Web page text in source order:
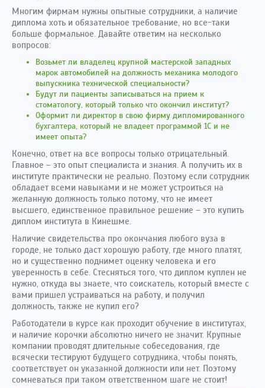
Многим фирмам нужны опытные сотрудники, а наличие
диплома хоть и обязательное требование, но все-таки
больше формальное. Давайте ответим на несколько
вопросов:
Возьмет ли владелец крупной мастерской западных
марок автомобилей на должность механика молодого
выпускника технической специальности?
Будут ли пациенты записываться на прием к
стоматологу, который только что окончил институт?
Оформит ли директор в свою фирму дипломированного
бухгалтера, который не владеет программой 1С и не
имеет опыта?
Конечно, ответ на все вопросы только отрицательный.
Главное – это опыт специалиста и знания. А получить их в
институте практически не реально. Поэтому если сотрудник
обладает всеми навыками и не может устроиться на
желанную должность только потому, что не имеет
высшего, единственное правильное решение – это купить
диплом института в Кинешме.
Наличие свидетельства про окончания любого вуза в
городе, не только даст хорошую работу, где много платят,
но и существенно поднимет оценку человека и его
уверенность в себе. Стесняться того, что диплом куплен не
нужно, откуда вы знаете, что соискатель, который вместе с
вами пришел устраиваться на работу, и получил
должность, также не купил его?
Работодатели в курсе как проходит обучение в институтах,
и наличие корочки абсолютно ничего не значит. Крупные
компании проводят длительные собеседования, где
всячески тестируют будущего сотрудника, чтобы понять,
соответствует он указанной должности или нет. Поэтому
сомневаться при таком ответственном шаге не стоит!